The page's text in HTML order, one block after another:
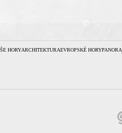
HORYARCHITEKTURAEVROPSKÉ HORY